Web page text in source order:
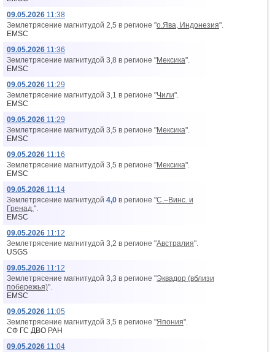
09.05.2026 11:38
Землетрясение магнитудой 2,5 в регионе "о.Ява, Индонезия".
EMSC
09.05.2026 11:36
Землетрясение магнитудой 3,8 в регионе "Мексика".
EMSC
09.05.2026 11:29
Землетрясение магнитудой 3,1 в регионе "Чили".
EMSC
09.05.2026 11:29
Землетрясение магнитудой 3,5 в регионе "Мексика".
EMSC
09.05.2026 11:16
Землетрясение магнитудой 3,5 в регионе "Мексика".
EMSC
09.05.2026 11:14
Землетрясение магнитудой 4,0 в регионе "С.–Винс. и
Гренад.".
EMSC
09.05.2026 11:12
Землетрясение магнитудой 3,2 в регионе "Австралия".
USGS
09.05.2026 11:12
Землетрясение магнитудой 3,3 в регионе "Эквадор (вблизи
побережья)".
EMSC
09.05.2026 11:05
Землетрясение магнитудой 3,5 в регионе "Япония".
СФ ГС ДВО РАН
09.05.2026 11:04